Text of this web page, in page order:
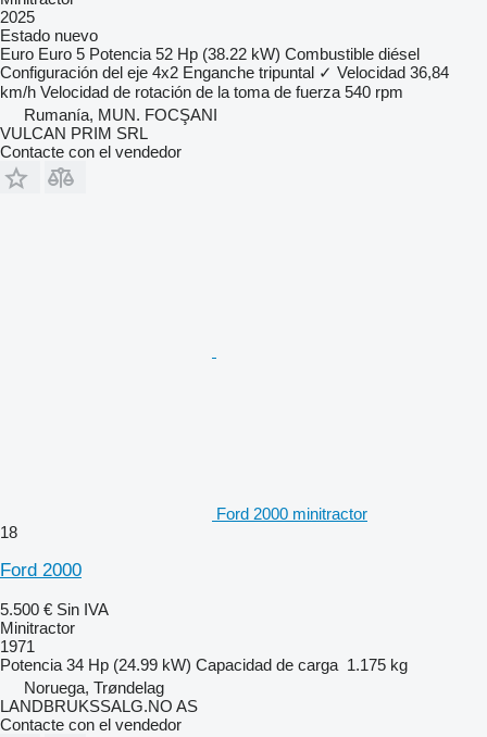
2025
Estado nuevo
Euro Euro 5 Potencia 52 Hp (38.22 kW) Combustible diésel
Configuración del eje 4x2 Enganche tripuntal ✓ Velocidad 36,84
km/h Velocidad de rotación de la toma de fuerza 540 rpm
Rumanía, MUN. FOCŞANI
VULCAN PRIM SRL
Contacte con el vendedor
Ford 2000 minitractor
18
Ford 2000
5.500 € Sin IVA
Minitractor
1971
Potencia 34 Hp (24.99 kW) Capacidad de carga 1.175 kg
Noruega, Trøndelag
LANDBRUKSSALG.NO AS
Contacte con el vendedor